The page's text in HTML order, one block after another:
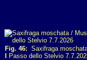
Fig. 46: Saxifraga
Passo dello Stelvio